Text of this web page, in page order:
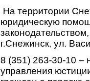
На территории
юридическую
г.Снежинск, ул.
8 (351) 263-30-10 –
управления